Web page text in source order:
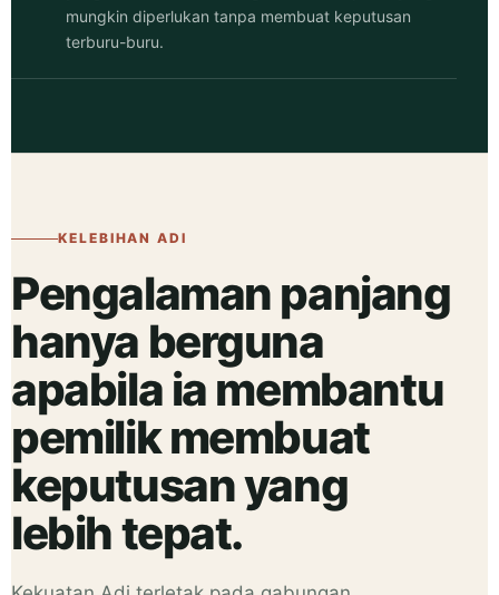
mungkin diperlukan tanpa membuat keputusan
terburu-buru.
KELEBIHAN ADI
Pengalaman panjang
hanya berguna
apabila ia membantu
pemilik membuat
keputusan yang
lebih tepat.